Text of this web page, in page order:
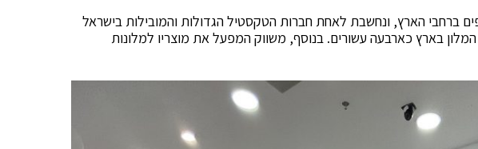
טקסטיל" מונה 18 סניפים ברחבי הארץ, ונחשבת לאחת חברות הטקסטיל הגדולות והמובילות בישראל
בארץ כארבעה עשורים. בנוסף, משווק המפעל את מוצריו למלונות